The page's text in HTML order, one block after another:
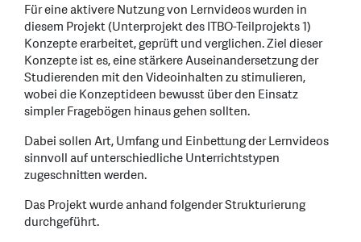
Für eine aktivere Nutzung von Lernvideos wurden in
diesem Projekt (Unterprojekt des ITBO-Teilprojekts 1)
Konzepte erarbeitet, geprüft und verglichen. Ziel dieser
Konzepte ist es, eine stärkere Auseinandersetzung der
Studierenden mit den Videoinhalten zu stimulieren,
wobei die Konzeptideen bewusst über den Einsatz
simpler Fragebögen hinaus gehen sollten.
Dabei sollen Art, Umfang und Einbettung der Lernvideos
sinnvoll auf unterschiedliche Unterrichtstypen
zugeschnitten werden.
Das Projekt wurde anhand folgender Strukturierung
durchgeführt.